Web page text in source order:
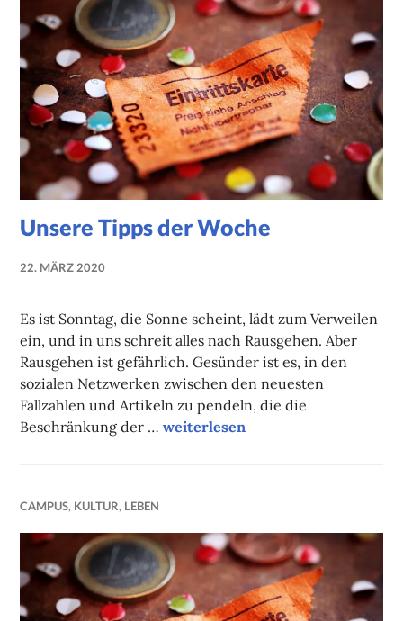
Unsere Tipps der Woche
22. MÄRZ 2020
Es ist Sonntag, die Sonne scheint, lädt zum Verweilen
ein, und in uns schreit alles nach Rausgehen. Aber
Rausgehen ist gefährlich. Gesünder ist es, in den
sozialen Netzwerken zwischen den neuesten
Fallzahlen und Artikeln zu pendeln, die die
Beschränkung der …Unsere Tipps der Woche
weiterlesen
CAMPUS, KULTUR, LEBEN